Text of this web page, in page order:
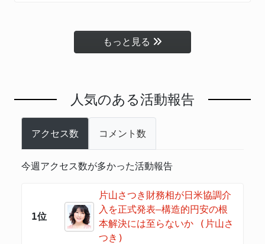
もっと見る
人気のある活動報告
アクセス数 コメント数
今週アクセス数が多かった活動報告
1位
片山さつき財務相が日米協調介
入を正式発表―構造的円安の根
本解決には至らないか (片山さ
つき)